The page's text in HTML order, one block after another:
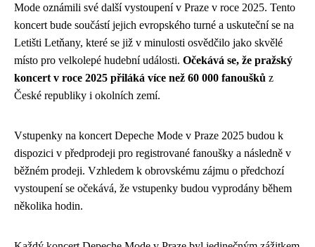
Mode oznámili své další vystoupení v Praze v roce 2025. Tento
koncert bude součástí jejich evropského turné a uskuteční se na
Letišti Letňany, které se již v minulosti osvědčilo jako skvělé
místo pro velkolepé hudební události. Očekává se, že pražský
koncert v roce 2025 přiláká více než 60 000 fanoušků z
České republiky i okolních zemí.
Vstupenky na koncert Depeche Mode v Praze 2025 budou k
dispozici v předprodeji pro registrované fanoušky a následně v
běžném prodeji. Vzhledem k obrovskému zájmu o předchozí
vystoupení se očekává, že vstupenky budou vyprodány během
několika hodin.